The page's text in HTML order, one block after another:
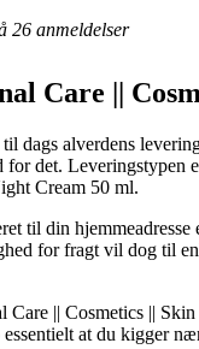
26 anmeldelser
Care ||
dags alverdens
det.
Cream 50 ml.
til din
for fragt vil dog til
Care || Cosmetics ||
at du kigger